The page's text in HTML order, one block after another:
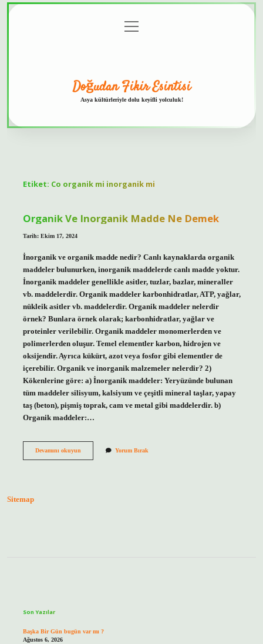
menüyü
aç
Doğudan Fikir Esintisi
Asya kültürleriyle dolu keyifli yolculuk!
Etiket: Co organik mi inorganik mi
Organik Ve Inorganik Madde Ne Demek
Tarih: Ekim 17, 2024
İnorganik ve organik madde nedir? Canlı kaynaklarda organik
maddeler bulunurken, inorganik maddelerde canlı madde yoktur.
İnorganik maddeler genellikle asitler, tuzlar, bazlar, mineraller
vb. maddelerdir. Organik maddeler karbonhidratlar, ATP, yağlar,
nükleik asitler vb. maddelerdir. Organik maddeler nelerdir
örnek? Bunlara örnek olarak; karbonhidratlar, yağlar ve
proteinler verilebilir. Organik maddeler monomerlerden ve
polimerlerden oluşur. Temel elementler karbon, hidrojen ve
oksijendir. Ayrıca kükürt, azot veya fosfor gibi elementler de
içerebilir. Organik ve inorganik malzemeler nelerdir? 2)
Kökenlerine göre: a) İnorganik maddeler: Yeryüzünde bulunan
tüm maddeler silisyum, kalsiyum ve çeşitli mineral taşlar, yapay
taş (beton), pişmiş toprak, cam ve metal gibi maddelerdir. b)
Organik maddeler:…
Devamını okuyunOrganik
Yorum Bırak
Sitemap
Son Yazılar
Başka Bir Gün bugün var mı ?
Ağustos 6, 2026